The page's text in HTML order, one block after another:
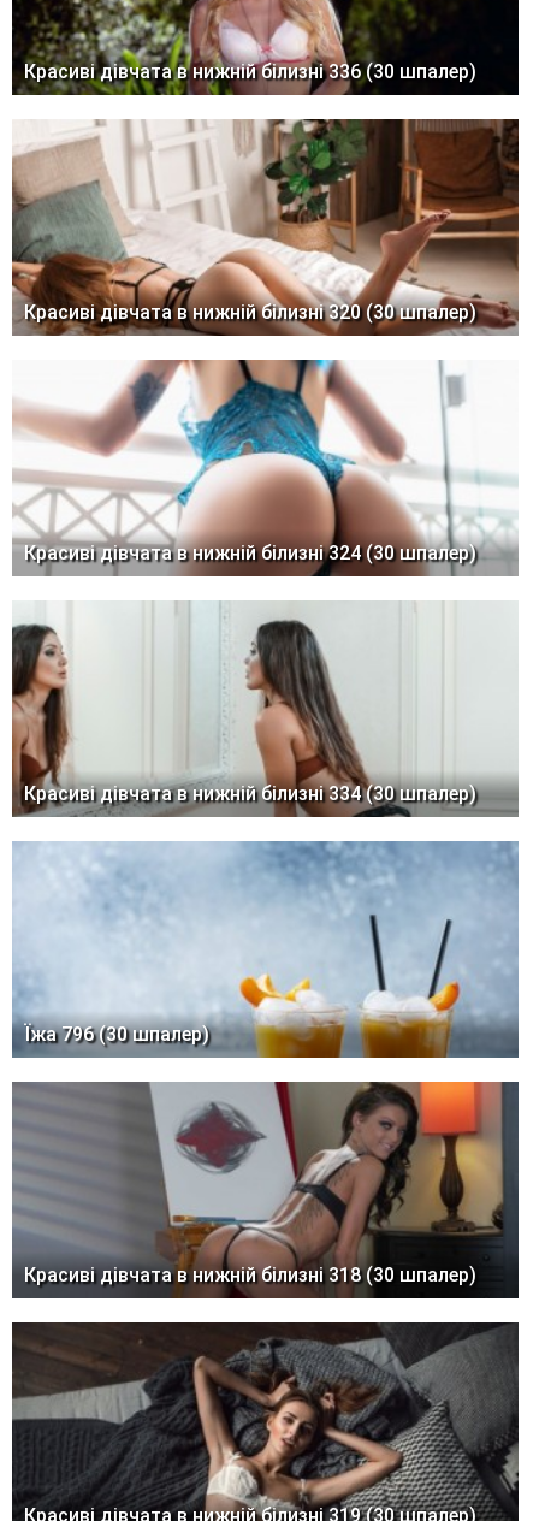
Красиві дівчата в нижній білизні 336 (30 шпалер)
Красиві дівчата в нижній білизні 320 (30 шпалер)
Красиві дівчата в нижній білизні 324 (30 шпалер)
Красиві дівчата в нижній білизні 334 (30 шпалер)
Їжа 796 (30 шпалер)
Красиві дівчата в нижній білизні 318 (30 шпалер)
Красиві дівчата в нижній білизні 319 (30 шпалер)